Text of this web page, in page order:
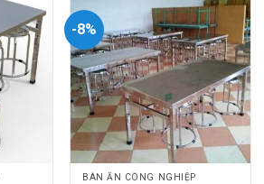
-8%
BÀN ĂN CÔNG NGHIỆP